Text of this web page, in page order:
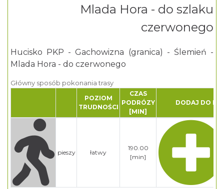
Mlada Hora - do szlaku
czerwonego
Hucisko PKP - Gachowizna (granica) - Ślemień -
Mlada Hora - do czerwonego
Główny sposób pokonania trasy
POZIOM
TRUDNOŚCI
CZAS
PODRÓZY
[MIN]
DODAJ DO
pieszy łatwy
190.00
[min]